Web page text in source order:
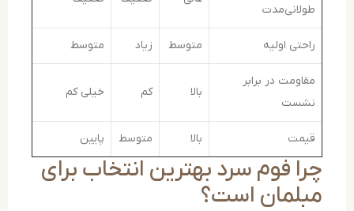
اولیه زیاد متوسط
در برابر
کم خیلی کم
متوسط پایین
فوم سرد بهترین انتخاب برای
است؟